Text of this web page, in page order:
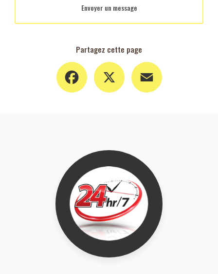
Envoyer un message
Partagez cette page
Facebook